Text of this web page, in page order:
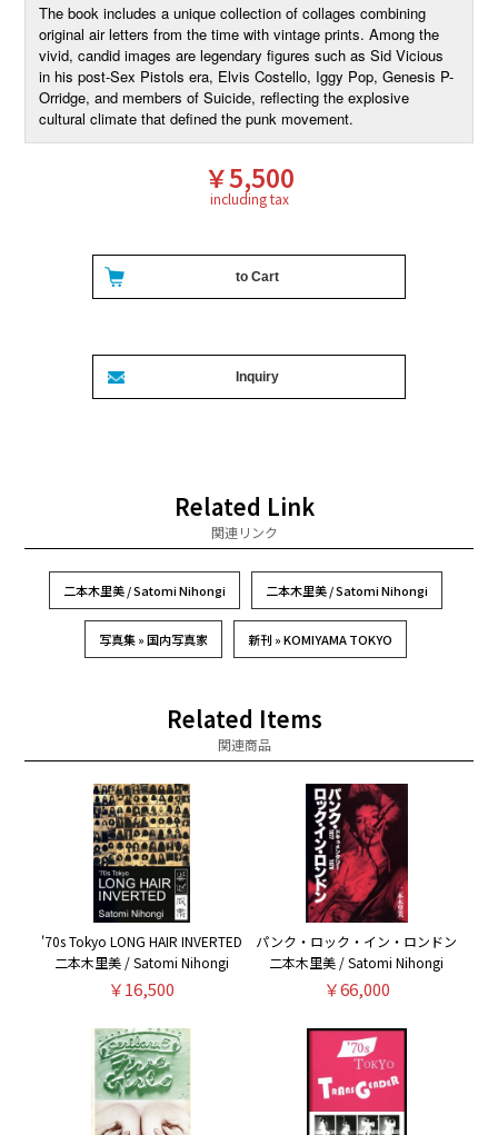
The book includes a unique collection of collages combining
original air letters from the time with vintage prints. Among the
vivid, candid images are legendary figures such as Sid Vicious
in his post-Sex Pistols era, Elvis Costello, Iggy Pop, Genesis P-
Orridge, and members of Suicide, reflecting the explosive
cultural climate that defined the punk movement.
￥5,500
including tax
Related Link
関連リンク
二本木里美 / Satomi Nihongi 二本木里美 / Satomi Nihongi
写真集 » 国内写真家 新刊 » KOMIYAMA TOKYO
Related Items
関連商品
'70s Tokyo LONG HAIR INVERTED
二本木里美 / Satomi Nihongi
￥16,500
パンク・ロック・イン・ロンドン
二本木里美 / Satomi Nihongi
￥66,000